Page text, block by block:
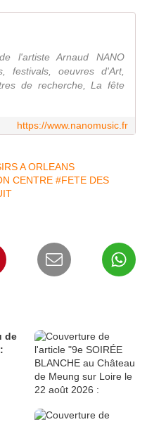
l'artiste Arnaud NANO
festivals, oeuvres d'Art,
de recherche, La fête
https://www.nanomusic.fr
A ORLEANS
CENTRE #FETE DES
de